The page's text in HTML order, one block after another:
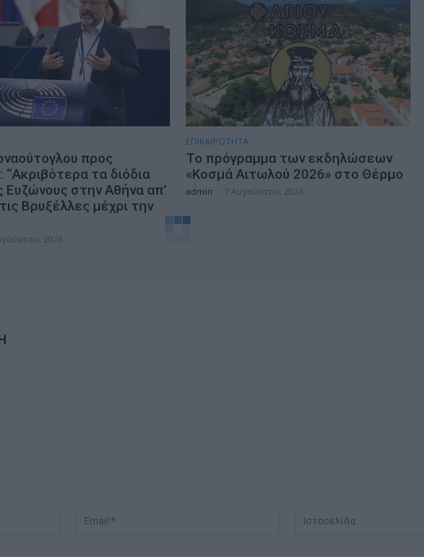
προς
“Ακριβότερα τα διόδια
Ευζώνους στην Αθήνα απ’
Βρυξέλλες μέχρι την
2026
ΕΠΙΚΑΙΡΟΤΗΤΑ
Το πρόγραμμα των εκδηλώσεων
«Κοσμά Αιτωλού 2026» στο Θέρμο
admin 7 Αυγούστου, 2026
Όνομα:*
Email:*